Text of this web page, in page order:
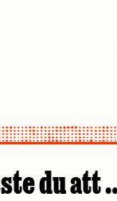
du att